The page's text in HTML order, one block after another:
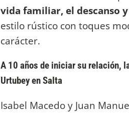
vida familiar, el descanso
estilo rústico con toques
carácter.
A 10 años de iniciar su relación,
Urtubey en Salta
Isabel Macedo y Juan